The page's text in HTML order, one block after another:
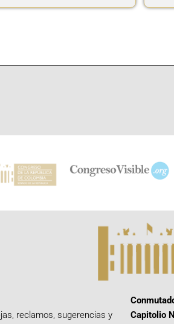
reclamos, sugerencias y
Capitolio